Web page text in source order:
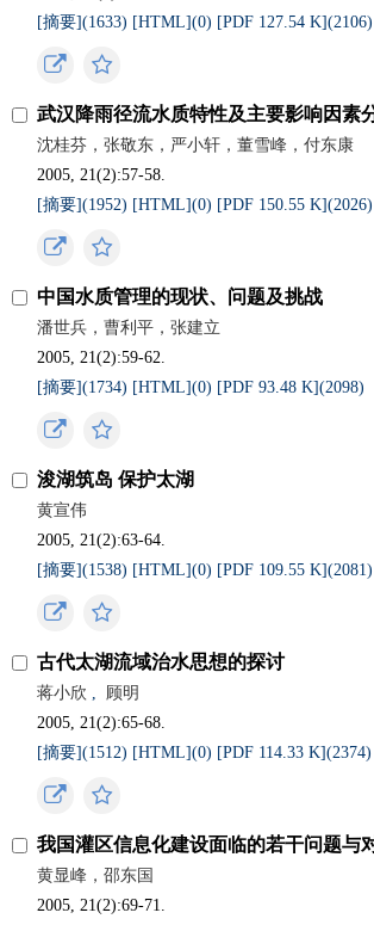
[摘要](1633) [HTML](0) [PDF 127.54 K](2106)
武汉降雨径流水质特性及主要影响因素
沈桂芬，张敬东，严小轩，董雪峰，付东康
2005, 21(2):57-58.
[摘要](1952) [HTML](0) [PDF 150.55 K](2026)
中国水质管理的现状、问题及挑战
潘世兵，曹利平，张建立
2005, 21(2):59-62.
[摘要](1734) [HTML](0) [PDF 93.48 K](2098)
浚湖筑岛 保护太湖
黄宣伟
2005, 21(2):63-64.
[摘要](1538) [HTML](0) [PDF 109.55 K](2081)
古代太湖流域治水思想的探讨
蒋小欣 ,
顾明
2005, 21(2):65-68.
[摘要](1512) [HTML](0) [PDF 114.33 K](2374)
我国灌区信息化建设面临的若干问题与
黄显峰，邵东国
2005, 21(2):69-71.